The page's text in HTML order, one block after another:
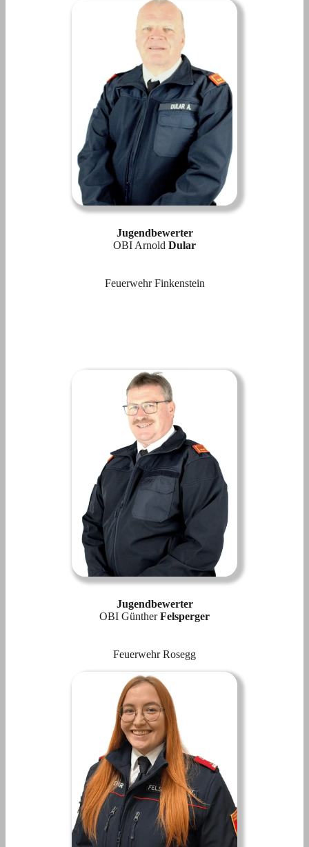
Jugendbewerter
OBI Arnold Dular
Feuerwehr Finkenstein
Jugendbewerter
OBI GüntherFelsperger
Feuerwehr Rosegg